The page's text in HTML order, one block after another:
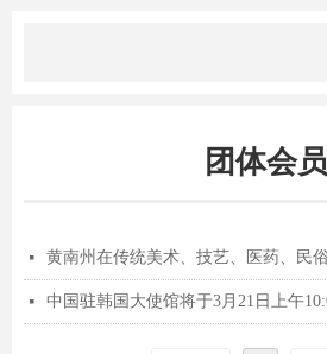
团体会员
넷
넷